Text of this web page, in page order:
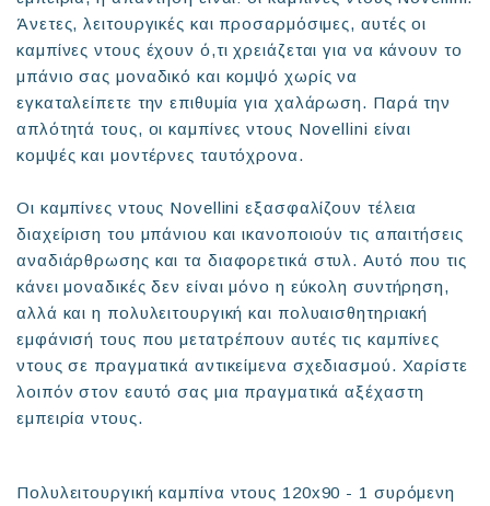
Άνετες, λειτουργικές και προσαρμόσιμες, αυτές οι
καμπίνες ντους έχουν ό,τι χρειάζεται για να κάνουν το
μπάνιο σας μοναδικό και κομψό χωρίς να
εγκαταλείπετε την επιθυμία για χαλάρωση. Παρά την
απλότητά τους, οι καμπίνες ντους Novellini είναι
κομψές και μοντέρνες ταυτόχρονα.
Οι καμπίνες ντους Novellini εξασφαλίζουν τέλεια
διαχείριση του μπάνιου και ικανοποιούν τις απαιτήσεις
αναδιάρθρωσης και τα διαφορετικά στυλ. Αυτό που τις
κάνει μοναδικές δεν είναι μόνο η εύκολη συντήρηση,
αλλά και η πολυλειτουργική και πολυαισθητηριακή
εμφάνισή τους που μετατρέπουν αυτές τις καμπίνες
ντους σε πραγματικά αντικείμενα σχεδιασμού. Χαρίστε
λοιπόν στον εαυτό σας μια πραγματικά αξέχαστη
εμπειρία ντους.
Πολυλειτουργική καμπίνα ντους 120x90 - 1 συρόμενη